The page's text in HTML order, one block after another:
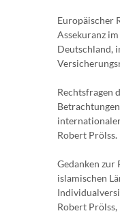
Europäischer
Assekuranz
Deutschland,
Rechtsfragen
Robert
Gedanken zur
islamischen
Robert Prölss,